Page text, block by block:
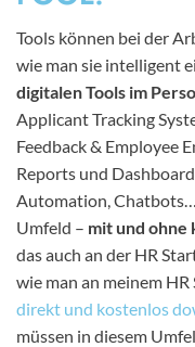
Tools können bei der
wie man sie intelligent
digitalen Tools im
Applicant Tracking
Feedback & Employee
Reports und
Automation,
Umfeld – mit und
das auch an der HR
wie man an meinem
direkt und kostenlos
müssen in diesem